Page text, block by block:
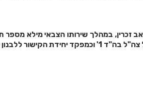
זכרין, במהלך שירותו הצבאי מילא מספר
ללבנון יק"ל.